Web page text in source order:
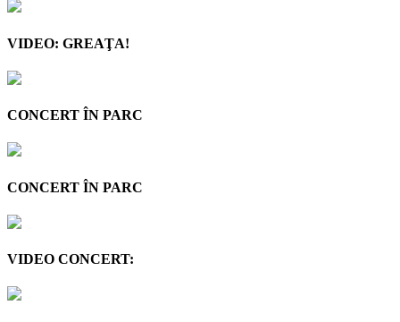
VIDEO: GREAŢA!
CONCERT ÎN PARC
CONCERT ÎN PARC
VIDEO CONCERT: